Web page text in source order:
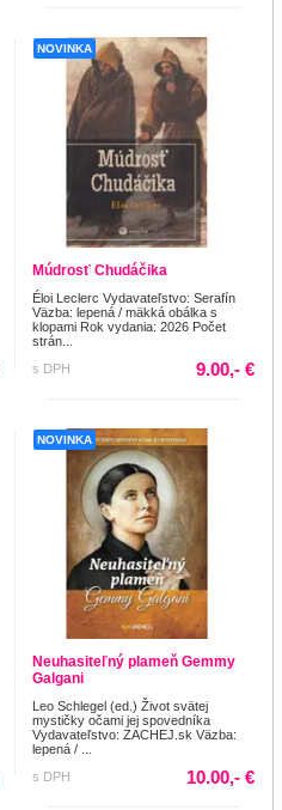
NOVINKA
Múdrosť Chudáčika
Éloi Leclerc Vydavateľstvo: Serafín
Väzba: lepená / mäkká obálka s
klopami Rok vydania: 2026 Počet
strán...
s DPH
9.00,- €
NOVINKA
Neuhasiteľný plameň Gemmy
Galgani
Leo Schlegel (ed.) Život svätej
mystičky očami jej spovedníka
Vydavateľstvo: ZACHEJ.sk Väzba:
lepená / ...
s DPH
10.00,- €